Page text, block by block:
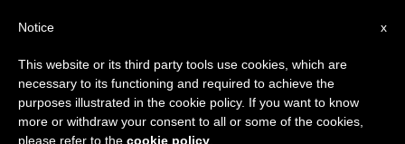
DICASTERI
x
Notice
This website or its third party tools use cookies, which are
necessary to its functioning and required to achieve the
purposes illustrated in the cookie policy. If you want to know
more or withdraw your consent to all or some of the cookies,
please refer to the cookie policy